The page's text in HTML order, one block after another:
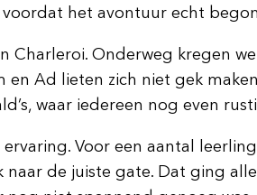
het avontuur echt
Charleroi. Onderweg kregen
Ad lieten zich niet gek
waar iedereen nog even
Voor een aantal
de juiste gate. Dat ging